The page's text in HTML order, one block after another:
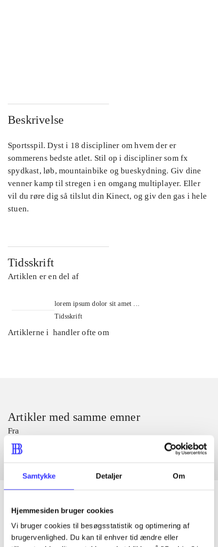
Samtykke Detaljer Om
Hjemmesiden bruger cookies
Vi bruger cookies til besøgsstatistik og optimering af
brugervenlighed. Du kan til enhver tid ændre eller
Beskrivelse
Sportsspil. Dyst i 18 discipliner om hvem der er
sommerens bedste atlet. Stil op i discipliner som fx
spydkast, løb, mountainbike og bueskydning. Giv dine
venner kamp til stregen i en omgang multiplayer. Eller
vil du røre dig så tilslut din Kinect, og giv den gas i hele
stuen.
Tidsskrift
Artiklen er en del af
lorem ipsum dolor sit amet ...
Tidsskrift
Artiklerne i handler ofte om
Artikler med samme emner
Fra
Artikler
Alle registrerede artikler fordelt på udgivelser